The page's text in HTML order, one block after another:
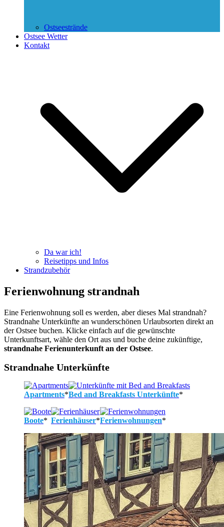
Ostseestrände
Ostsee Wetter
Kontakt
Da war ich!
Reisetipps und Infos
Strandzubehör
Ferienwohnung strandnah
Eine Ferienwohnung soll es werden, aber dieses Mal strandnah?
Strandnahe Unterkünfte an wunderschönen Urlaubsorten direkt an
der Ostsee buchen. Klicke einfach auf die gewünschte
Unterkunftsart, wähle den Ort aus und buche deine zukünftige,
strandnahe Ferienunterkunft an der Ostsee.
Strandnahe Unterkünfte
Apartments*Bed and Breakfasts Unterkünfte*
Boote* Ferienhäuser*Ferienwohnungen*